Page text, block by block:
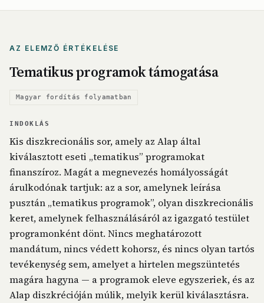
AZ ELEMZŐ ÉRTÉKELÉSE
Tematikus programok támogatása
Magyar fordítás folyamatban
INDOKLÁS
Kis diszkrecionális sor, amely az Alap által
kiválasztott eseti „tematikus” programokat
finanszíroz. Magát a megnevezés homályosságát
árulkodónak tartjuk: az a sor, amelynek leírása
pusztán „tematikus programok”, olyan diszkrecionális
keret, amelynek felhasználásáról az igazgató testület
programonként dönt. Nincs meghatározott
mandátum, nincs védett kohorsz, és nincs olyan tartós
tevékenység sem, amelyet a hirtelen megszüntetés
magára hagyna — a programok eleve egyszeriek, és az
Alap diszkrécióján múlik, melyik kerül kiválasztásra.